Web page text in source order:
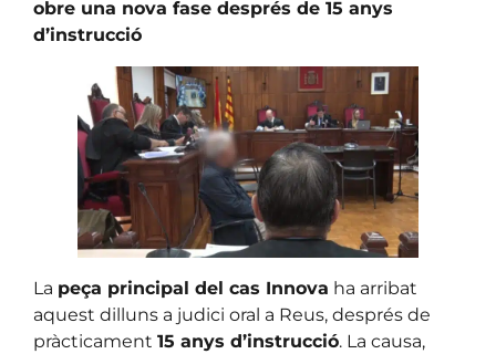
obre una nova fase després de 15 anys
d’instrucció
La peça principal del cas Innova ha arribat
aquest dilluns a judici oral a Reus, després de
pràcticament 15 anys d’instrucció. La causa,